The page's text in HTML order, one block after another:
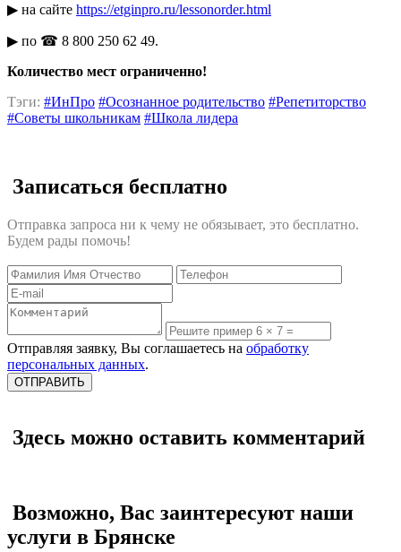
▶ на сайте https://etginpro.ru/lessonorder.html
▶ по ☎ 8 800 250 62 49.
Количество мест ограниченно!
Тэги: #ИнПро #Осознанное родительство #Репетиторство
#Советы школьникам #Школа лидера
Записаться бесплатно
Отправка запроса ни к чему не обязывает, это бесплатно.
Будем рады помочь!
Отправляя заявку, Вы соглашаетесь на обработку
персональных данных.
Здесь можно оставить комментарий
Возможно, Вас заинтересуют наши
услуги в Брянске